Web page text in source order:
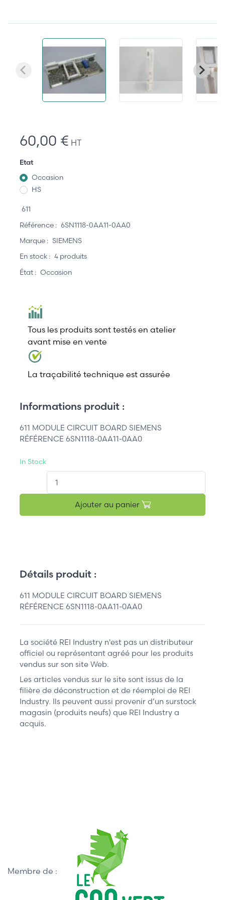
60,00 € HT
Etat
Occasion
HS
611
Référence : 6SN1118-0AA11-0AA0
Marque : SIEMENS
En stock : 4 produits
État : Occasion
Tous les produits sont testés en atelier
avant mise en vente
La traçabilité technique est assurée
Informations produit :
611 MODULE CIRCUIT BOARD SIEMENS
RÉFÉRENCE 6SN1118-0AA11-0AA0
In Stock
Ajouter au panier
Détails produit :
611 MODULE CIRCUIT BOARD SIEMENS
RÉFÉRENCE 6SN1118-0AA11-0AA0
La société REI Industry n'est pas un distributeur
officiel ou représentant agréé pour les produits
vendus sur son site Web.
Les articles vendus sur le site sont issus de la
filière de déconstruction et de réemploi de REI
Industry. Ils peuvent aussi provenir d’un surstock
magasin (produits neufs) que REI Industry a
acquis.
Membre de :